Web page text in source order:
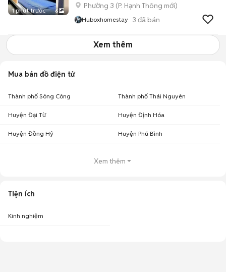
1 phút trước 6
Phường 3 (P. Hạnh Thông mới)
Huboxhomestay 3 đã bán
Xem thêm
Mua bán đồ điện tử
Thành phố Sông Công Thành phố Thái Nguyên
Huyện Đại Từ Huyện Định Hóa
Huyện Đồng Hỷ Huyện Phú Bình
Xem thêm
Tiện ích
Kinh nghiệm